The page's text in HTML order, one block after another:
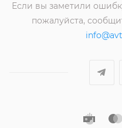
Если вы заметили
пожалуйста,